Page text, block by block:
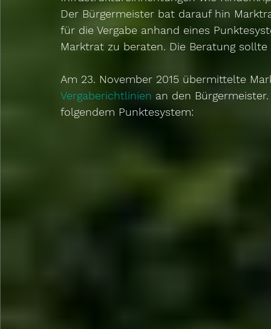
Der Bürgermeister bat darauf hin
für die Vergabe anhand eines
Marktrat zu beraten. Die Beratung
Am 23. November 2015 übermittelte
Vergaberichtlinien an den
folgendem Punktesystem: